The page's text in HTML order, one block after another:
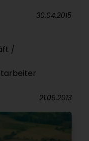
30.04.2015
/
21.06.2013